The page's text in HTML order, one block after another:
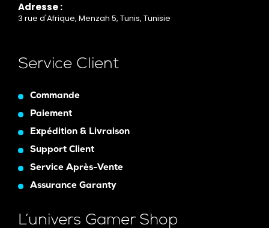
Adresse :
3 rue d'Afrique, Menzah 5, Tunis, Tunisie
Service Client
Commande
Paiement
Expédition & Livraison
Support Client
Service Après-Vente
Assurance Garanty
L’univers Gamer Shop